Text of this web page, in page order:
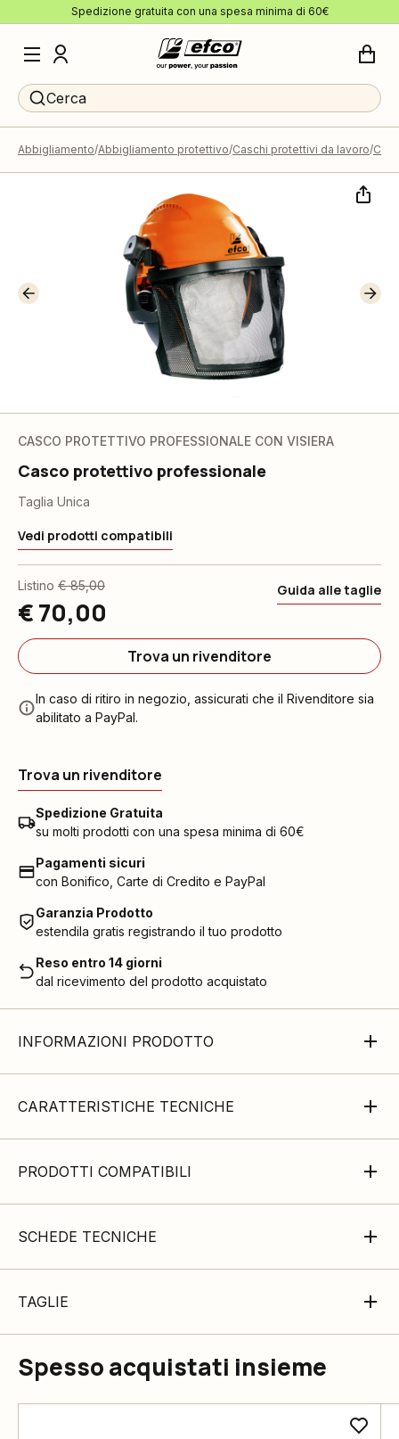
Spedizione gratuita con una spesa minima di 60€
Cerca
Abbigliamento Abbigliamento protettivo Caschi protettivi da lavoro
CASCO PROTETTIVO PROFESSIONALE CON VISIERA
Casco protettivo professionale
Taglia Unica
Vedi prodotti compatibili
Listino € 85,00
€ 70,00
Guida alle taglie
Trova un rivenditore
In caso di ritiro in negozio, assicurati che il Rivenditore sia
abilitato a PayPal.
Trova un rivenditore
Spedizione Gratuita
su molti prodotti con una spesa minima di 60€
Pagamenti sicuri
con Bonifico, Carte di Credito e PayPal
Garanzia Prodotto
estendila gratis registrando il tuo prodotto
Reso entro 14 giorni
dal ricevimento del prodotto acquistato
INFORMAZIONI PRODOTTO
CARATTERISTICHE TECNICHE
PRODOTTI COMPATIBILI
SCHEDE TECNICHE
TAGLIE
Spesso acquistati insieme